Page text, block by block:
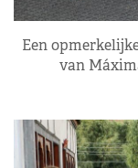
Een
van